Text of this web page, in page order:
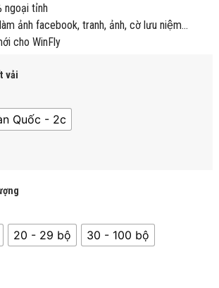
ngoại tỉnh
ảnh facebook, tranh, ảnh, cờ lưu niệm…
cho WinFly
vải
Quốc - 2c
20 - 29 bộ 30 - 100 bộ